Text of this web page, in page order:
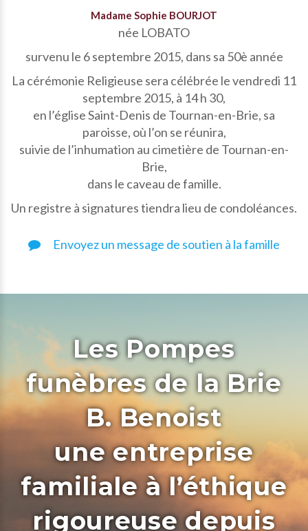
Madame Sophie BOURJOT
née LOBATO
survenu le 6 septembre 2015, dans sa 50è année
La cérémonie Religieuse sera célébrée le vendredi 11
septembre 2015, à 14 h 30,
en l’église Saint-Denis de Tournan-en-Brie, sa
paroisse, où l’on se réunira,
suivie de l’inhumation au cimetière de Tournan-en-
Brie,
dans le caveau de famille.
Un registre à signatures tiendra lieu de condoléances.
Envoyez un message de soutien à la famille
Les Pompes
funèbres de la Brie
B. Benoist
une entreprise
familiale à l’éthique
rigoureuse depuis